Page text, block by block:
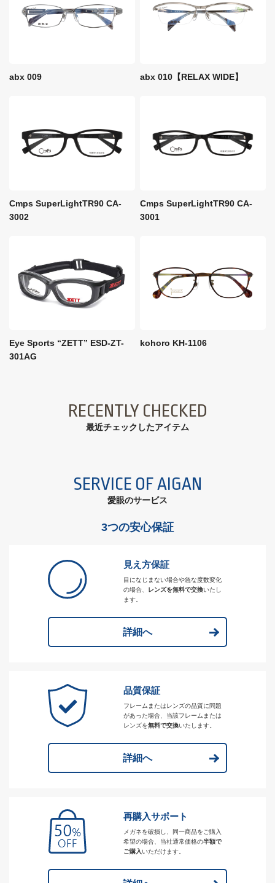
abx 009 abx 010【RELAX WIDE】
Cmps SuperLightTR90 CA-
3002
Cmps SuperLightTR90 CA-
3001
Eye Sports “ZETT” ESD-ZT-
301AG
kohoro KH-1106
RECENTLY CHECKED
最近チェックしたアイテム
SERVICE OF AIGAN
愛眼のサービス
3つの安心保証
見え方保証
目になじまない場合や急な度数変化
の場合、
レンズを無料で交換いたし
ます。
詳細へ
品質保証
フレームまたはレンズの品質に問題
があった場合、当該フレームまたは
レンズを無料で交換いたします。
詳細へ
再購入サポート
メガネを破損し、同一商品をご購入
希望の場合、当社通常価格の半額で
ご購入いただけます。